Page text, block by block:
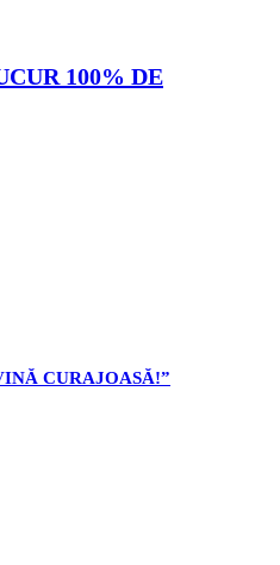
100% DE
CURAJOASĂ!”